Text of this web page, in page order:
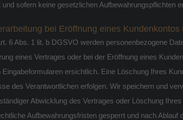
und sofern keine gesetzlichen Aufbewahrungspflichten
bei Eröffnung eines
6 Abs. 1 lit. b DGSVO werden personenbezogene
eines Vertrages oder bei der Eröffnung eines
Eingabeformularen ersichtlich. Eine Löschung Ihres
des Verantwortlichen erfolgen. Wir speichern und
Abwicklung des Vertrages oder Löschung
Aufbewahrungsfristen gesperrt und nach